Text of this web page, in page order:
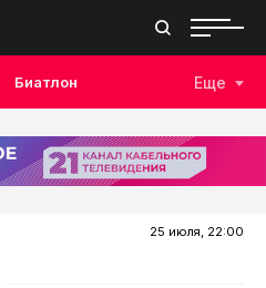
Биатлон
Плавание Дзюдо
Бокс
Еще
25 июля, 22:00